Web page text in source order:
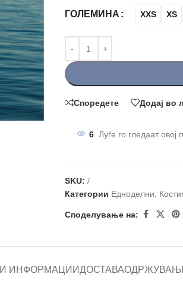
ГОЛЕМИНА XXS XS
Споредете Додај во
6 Луѓе го гледаат овој
SKU: /
Категории Едноделни
Споделување на:
ИНФОРМАЦИИДОСТАВА